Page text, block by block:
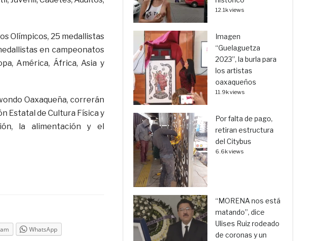
Olímpicos, 25 medallistas
en campeonatos
América, África, Asia y
Oaxaqueña, correrán
Estatal de Cultura Física y
la alimentación y el
WhatsApp
12.1k views
Imagen
“Guelaguetza
2023”, la burla para
los artistas
oaxaqueños
11.9k views
Por falta de pago,
retiran estructura
del Citybus
6.6k views
“MORENA nos está
matando”, dice
Ulises Ruiz rodeado
de coronas y un